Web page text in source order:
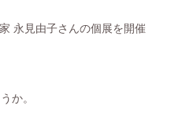
永見由子さんの個展を開催
か。